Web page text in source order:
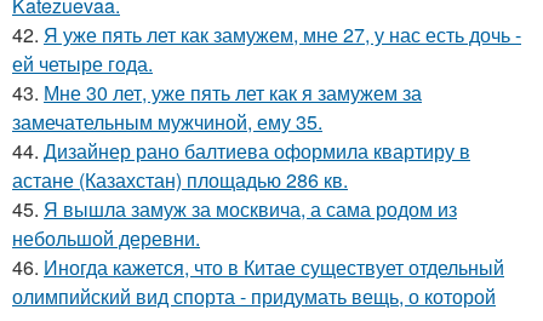
Katezuevaa.
42. Я уже пять лет как замужем, мне 27, у нас есть дочь -
ей четыре года.
43. Мне 30 лет, уже пять лет как я замужем за
замечательным мужчиной, ему 35.
44. Дизайнер рано балтиева оформила квартиру в
астане (Казахстан) площадью 286 кв.
45. Я вышла замуж за москвича, а сама родом из
небольшой деревни.
46. Иногда кажется, что в Китае существует отдельный
олимпийский вид спорта - придумать вещь, о которой